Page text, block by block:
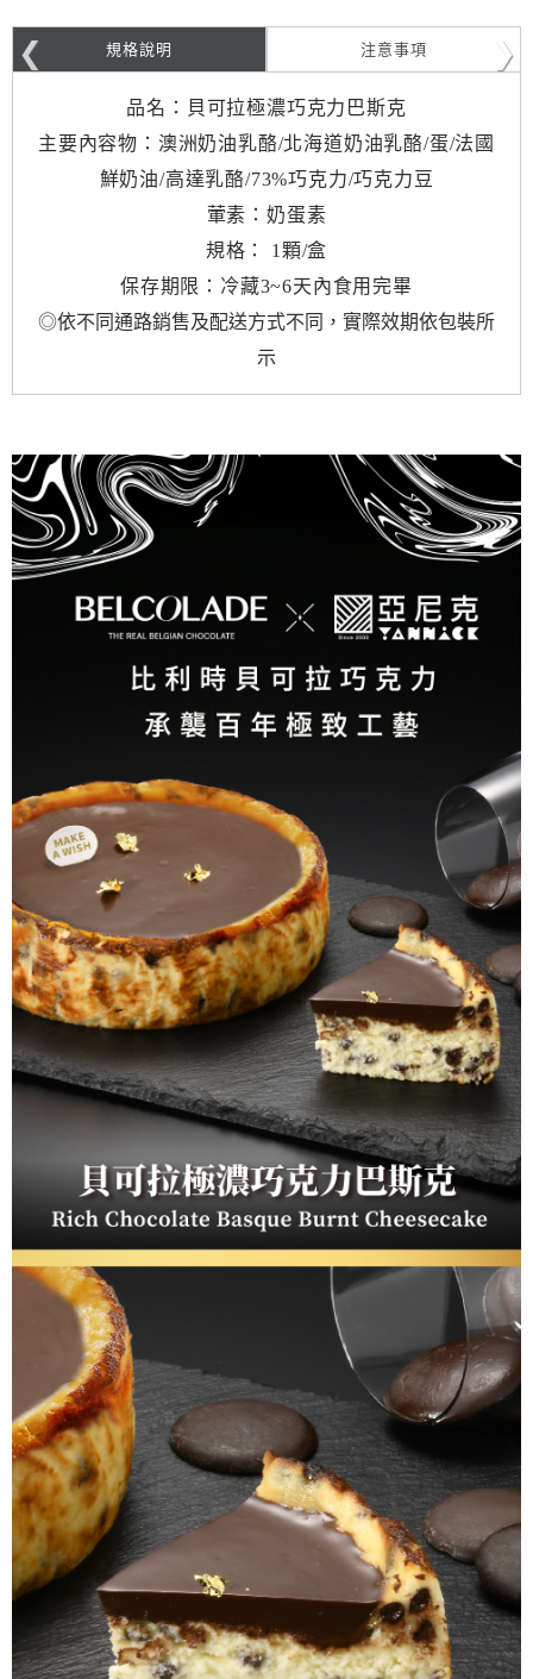
規格說明 注意事項
品名：貝可拉極濃巧克力巴斯克
主要內容物：澳洲奶油乳酪/北海道奶油乳酪/蛋/法國
鮮奶油/高達乳酪/73%巧克力/巧克力豆
葷素：奶蛋素
規格： 1顆/盒
保存期限：冷藏3~6天內食用完畢
◎依不同通路銷售及配送方式不同，實際效期依包裝所
示